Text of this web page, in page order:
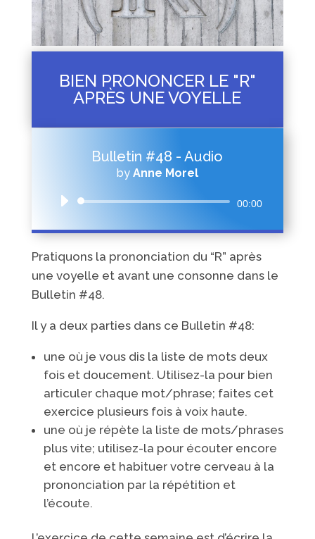
BIEN PRONONCER LE "R"
APRÈS UNE VOYELLE
Bulletin #48 - Audio
by Anne Morel
Audio
00:00
Pratiquons la prononciation du “R” après
une voyelle et avant une consonne dans le
Bulletin #48.
Il y a deux parties dans ce Bulletin #48:
une où je vous dis la liste de mots deux
fois et doucement. Utilisez-la pour bien
articuler chaque mot/phrase; faites cet
exercice plusieurs fois à voix haute.
une où je répète la liste de mots/phrases
plus vite; utilisez-la pour écouter encore
et encore et habituer votre cerveau à la
prononciation par la répétition et
l’écoute.